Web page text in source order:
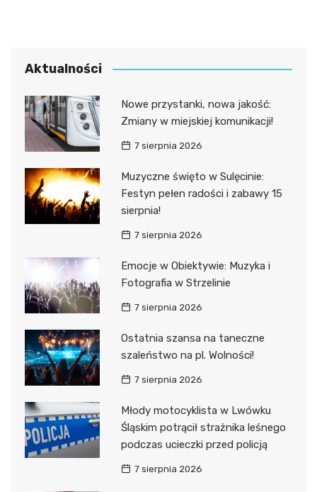
Aktualności
Nowe przystanki, nowa jakość:
Zmiany w miejskiej komunikacji!
7 sierpnia 2026
Muzyczne święto w Sulęcinie:
Festyn pełen radości i zabawy 15
sierpnia!
7 sierpnia 2026
Emocje w Obiektywie: Muzyka i
Fotografia w Strzelinie
7 sierpnia 2026
Ostatnia szansa na taneczne
szaleństwo na pl. Wolności!
7 sierpnia 2026
Młody motocyklista w Lwówku
Śląskim potrącił strażnika leśnego
podczas ucieczki przed policją
7 sierpnia 2026